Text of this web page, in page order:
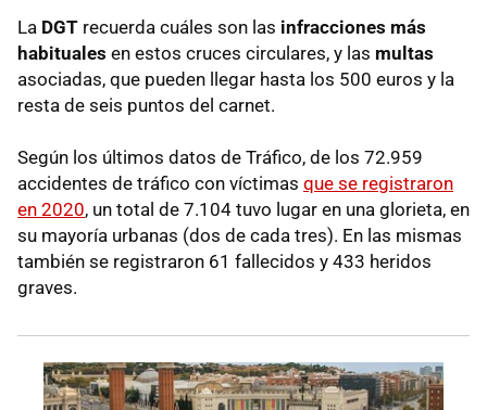
La DGT recuerda cuáles son las infracciones más
habituales en estos cruces circulares, y las multas
asociadas, que pueden llegar hasta los 500 euros y la
resta de seis puntos del carnet.
Según los últimos datos de Tráfico, de los 72.959
accidentes de tráfico con víctimas que se registraron
en 2020, un total de 7.104 tuvo lugar en una glorieta, en
su mayoría urbanas (dos de cada tres). En las mismas
también se registraron 61 fallecidos y 433 heridos
graves.